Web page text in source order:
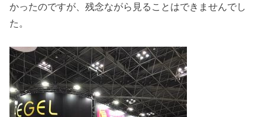
かったのですが、残念ながら見ることはできませんでし
た。